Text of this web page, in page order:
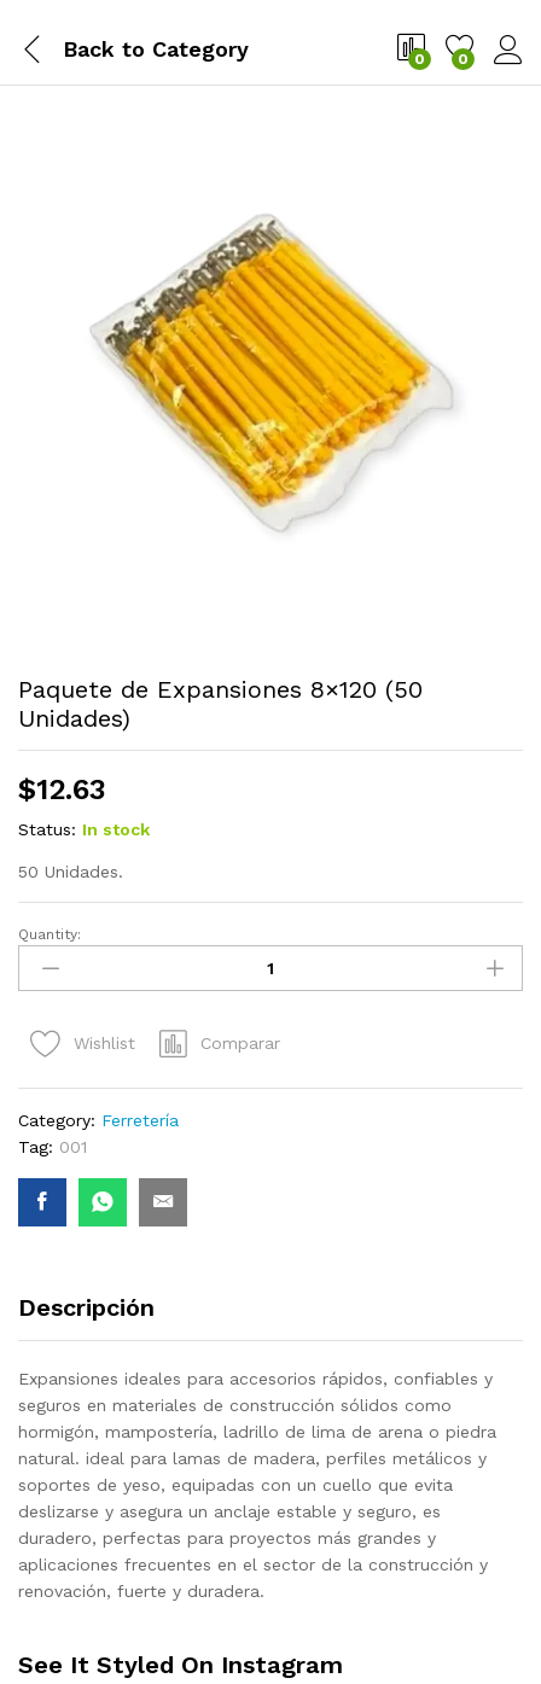
Back to Category 0 0
Paquete de Expansiones 8×120 (50
Unidades)
$12.63
Status: In stock
50 Unidades.
Paquete
Expansiones
(50
Quantity:
Wishlist Comparar
Category: Ferretería
Tag: 001
Descripción
Expansiones ideales para accesorios rápidos, confiables y
seguros en materiales de construcción sólidos como
hormigón, mampostería, ladrillo de lima de arena o piedra
natural. ideal para lamas de madera, perfiles metálicos y
soportes de yeso, equipadas con un cuello que evita
deslizarse y asegura un anclaje estable y seguro, es
duradero, perfectas para proyectos más grandes y
aplicaciones frecuentes en el sector de la construcción y
renovación, fuerte y duradera.
See It Styled On Instagram